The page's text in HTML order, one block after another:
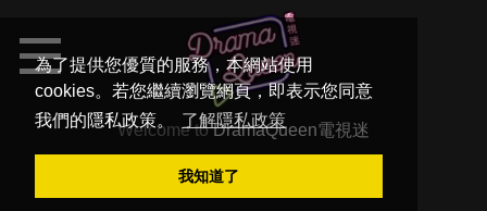
為了提供您優質的服務，本網站使用
cookies。若您繼續瀏覽網頁，即表示您同意
我們的隱私政策。
了解隱私政策
我知道了
Welcome toDramaQueen電視迷